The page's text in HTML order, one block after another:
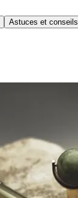
Astuces et conseils